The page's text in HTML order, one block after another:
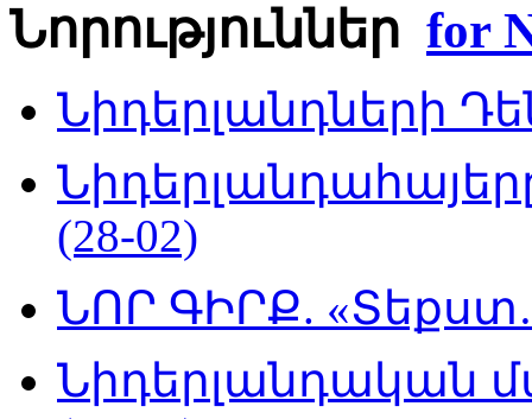
Նորություններ
Նիդերլանդների
(28-02)
ՆՈՐ ԳԻՐՔ.
Նիդերլանդական